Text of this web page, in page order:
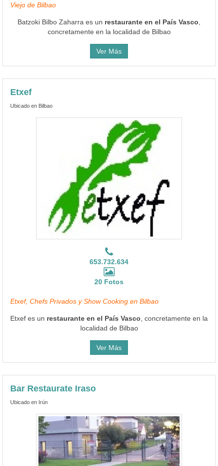
Viejo de Bilbao
Batzoki Bilbo Zaharra es un restaurante en el País Vasco
concretamente en la localidad de Bilbao
Ver Más
Etxef
Ubicado en Bilbao
653.732.634
20 Fotos
Etxef, Chefs Privados y Show Cooking en Bilbao
Etxef es un restaurante en el País Vasco , concretamente en la
localidad de Bilbao
Ver Más
Bar Restaurate Iraso
Ubicado en Irún